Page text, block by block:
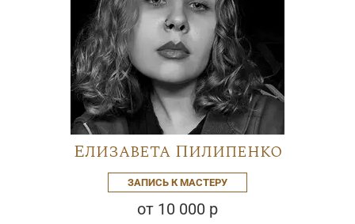
Елизавета Пилипенко
ЗАПИСЬ К МАСТЕРУ
от 10 000 р